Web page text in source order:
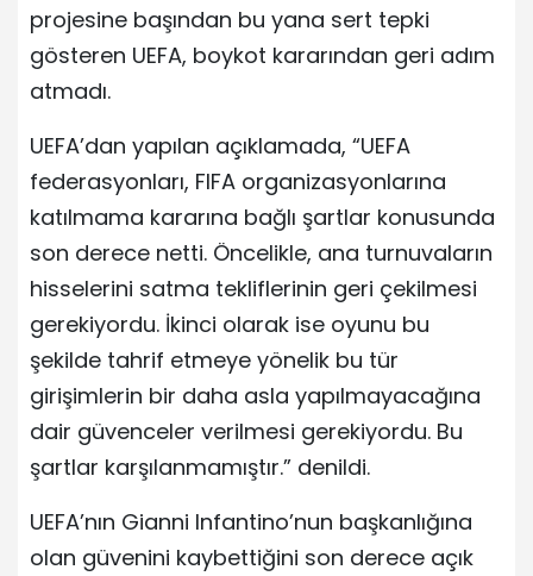
projesine başından bu yana sert tepki
gösteren UEFA, boykot kararından geri adım
atmadı.
UEFA’dan yapılan açıklamada, “UEFA
federasyonları, FIFA organizasyonlarına
katılmama kararına bağlı şartlar konusunda
son derece netti. Öncelikle, ana turnuvaların
hisselerini satma tekliflerinin geri çekilmesi
gerekiyordu. İkinci olarak ise oyunu bu
şekilde tahrif etmeye yönelik bu tür
girişimlerin bir daha asla yapılmayacağına
dair güvenceler verilmesi gerekiyordu. Bu
şartlar karşılanmamıştır.” denildi.
UEFA’nın Gianni Infantino’nun başkanlığına
olan güvenini kaybettiğini son derece açık